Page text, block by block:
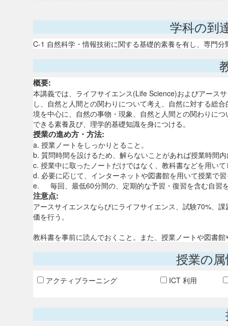
学科の到
C-1 自然科学・情報技術に関する基礎的素養を有し、専門
概要:
本講義では、ライフサイエンス(Life Science)およびアース
し、自然と人間との関わりについて考え、自然に対する総
境を中心に、自然の事物・現象、自然と人間との関わりに
できる素養及び、理学的基礎知識を身につける。
授業の進め方・方法:
a. 授業ノートをしっかりとること。
b. 質問時間を設けるため、解らないことがあれば授業時間
c. 授業中に取ったノートだけではなく、教科書などを用い
d. 必要に応じて、インターネットや図書館を用いて授業で
e. 毎回、最低60分間の、定期的な予習・復習を含む自習
注意点:
アースサイエンスならびにライフサイエンス、試験70%、
価を行う。
教科書を事前に読んでおくこと。また、授業ノートや図書
授業の
アクティブラーニング ICT 利用